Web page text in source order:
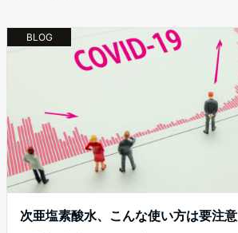
BLOG
次亜塩素酸水、こんな使い方は要注意